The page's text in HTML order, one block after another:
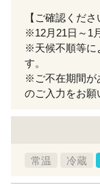
【ご確認くださ
※12月21日～1
※天候不順等に
す。
※ご不在期間が
のご入力をお願
常温 冷蔵